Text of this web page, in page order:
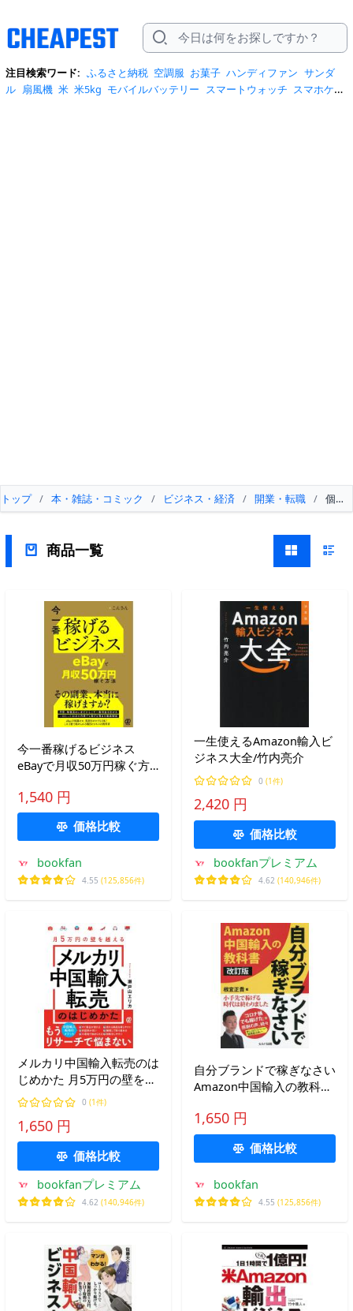
注目検索ワード: ふるさと納税 空調服 お菓子 ハンディファン サンダ
ル 扇風機 米 米5kg モバイルバッテリー スマートウォッチ スマホケー
トップ / 本・雑誌・コミック / ビジネス・経済 / 開業・転職 / 個人
商品一覧
今一番稼げるビジネス
eBayで月収50万円稼ぐ方
1,540 円
価格比較
bookfan
4.55 (125,856件)
一生使えるAmazon輸入ビ
ジネス大全/竹内亮介
0 (1件)
2,420 円
価格比較
bookfanプレミアム
4.62 (140,946件)
メルカリ中国輸入転売のは
じめかた 月5万円の壁を越
える/瀬戸山エリカ
0 (1件)
1,650 円
価格比較
bookfanプレミアム
4.62 (140,946件)
自分ブランドで稼ぎなさい
Amazon中国輸入の教科
1,650 円
価格比較
bookfan
4.55 (125,856件)